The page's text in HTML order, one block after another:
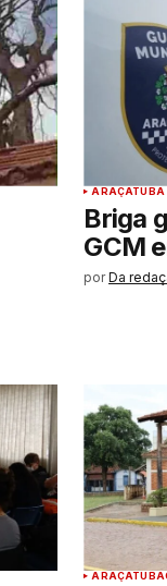
ARAÇATUBA
Briga
GCM
por Da
ARAÇATUBA